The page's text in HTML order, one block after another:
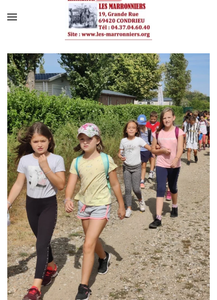
Skip to main content